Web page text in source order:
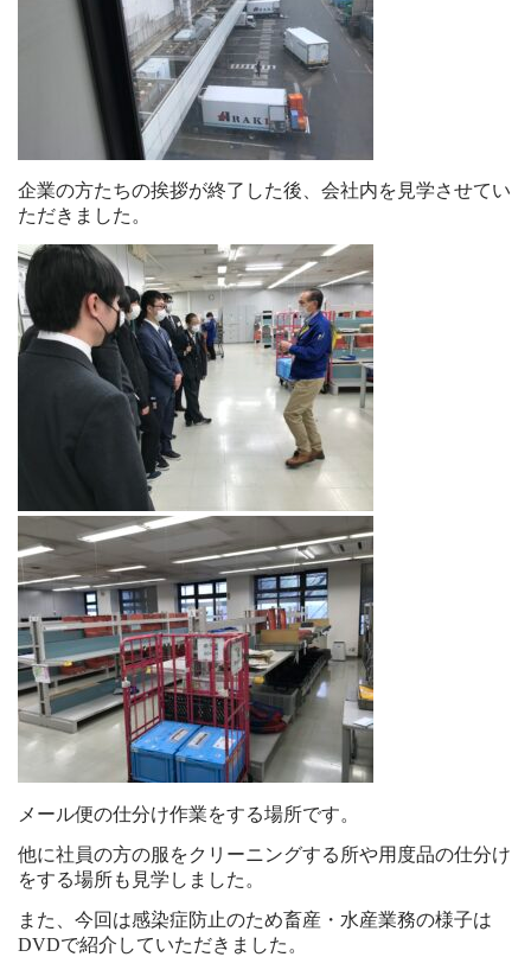
企業の方たちの挨拶が終了した後、会社内を見学させてい
ただきました。
メール便の仕分け作業をする場所です。
他に社員の方の服をクリーニングする所や用度品の仕分け
をする場所も見学しました。
また、今回は感染症防止のため畜産・水産業務の様子は
DVDで紹介していただきました。